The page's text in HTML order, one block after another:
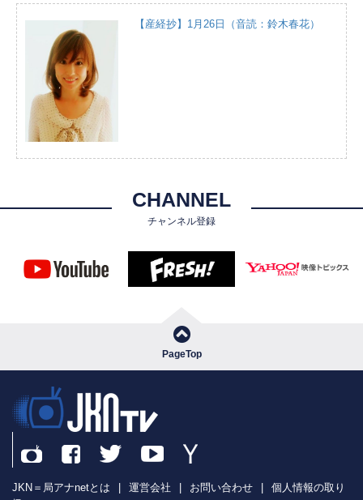
【産経抄】1月26日（音読：鈴木春花）
CHANNEL
チャンネル登録
PageTop
JKN＝局アナnetとは 運営会社 お問い合わせ
個人情報の取り